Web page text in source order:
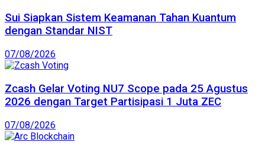
Sui Siapkan Sistem Keamanan Tahan Kuantum
dengan Standar NIST
07/08/2026
Zcash Gelar Voting NU7 Scope pada 25 Agustus
2026 dengan Target Partisipasi 1 Juta ZEC
07/08/2026